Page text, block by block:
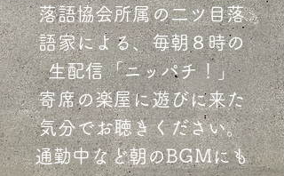
落語協会所属の二ツ目落
語家による、毎朝８時の
生配信「ニッパチ！」
寄席の楽屋に遊びに来た
気分でお聴きください。
通勤中など朝のBGMにも